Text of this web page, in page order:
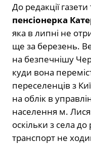
До редакції
пенсіонерка
яка в липні не
ще за березень.
на безпечнішу
куди вона
переселенців з
на облік в
населення м.
оскільки з села
транспорт не